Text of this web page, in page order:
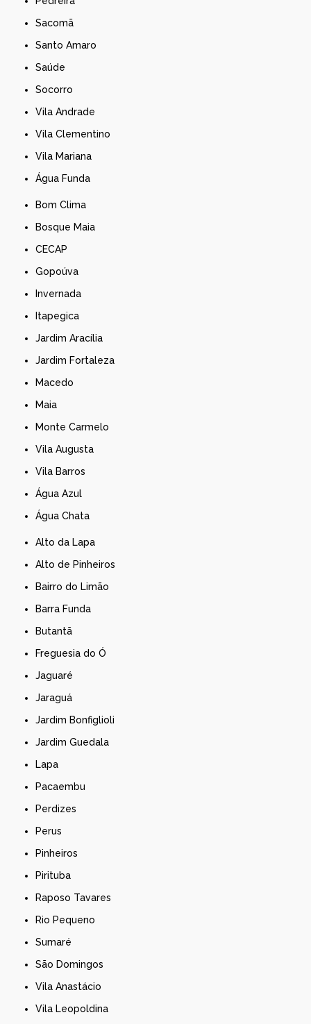
Sacomã
Santo Amaro
Saúde
Socorro
Vila Andrade
Vila Clementino
Vila Mariana
Água Funda
Bom Clima
Bosque Maia
CECAP
Gopoúva
Invernada
Itapegica
Jardim Aracília
Jardim Fortaleza
Macedo
Maia
Monte Carmelo
Vila Augusta
Vila Barros
Água Azul
Água Chata
Alto da Lapa
Alto de Pinheiros
Bairro do Limão
Barra Funda
Butantã
Freguesia do Ó
Jaguaré
Jaraguá
Jardim Bonfiglioli
Jardim Guedala
Lapa
Pacaembu
Perdizes
Perus
Pinheiros
Pirituba
Raposo Tavares
Rio Pequeno
Sumaré
São Domingos
Vila Anastácio
Vila Leopoldina